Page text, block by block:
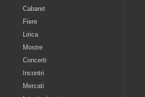
Cabaret
Fiere
Lirica
Mostre
Concerti
Incontri
Mercati